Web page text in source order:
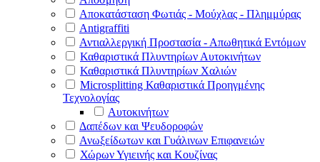
Αποκατάσταση Φωτιάς - Μούχλας - Πλημμύρας
Antigraffiti
Αντιαλλεργική Προστασία - Απωθητικά Εντόμων
Καθαριστικά Πλυντηρίων Αυτοκινήτων
Καθαριστικά Πλυντηρίων Χαλιών
Microsplitting Καθαριστικά Προηγμένης
Τεχνολογίας
Αυτοκινήτων
Δαπέδων και Ψευδοροφών
Ανωξείδωτων και Γυάλινων Επιφανειών
Χώρων Υγιεινής και Κουζίνας